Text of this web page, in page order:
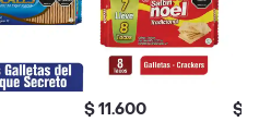
$ 11.600 $